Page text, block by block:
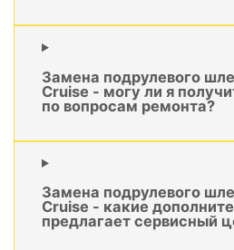
Замена подрулевого
Cruise - могу ли я
по вопросам ремонта?
Замена подрулевого
Cruise - какие
предлагает сервисный